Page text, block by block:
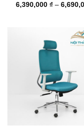
6,390,000 ₫ –